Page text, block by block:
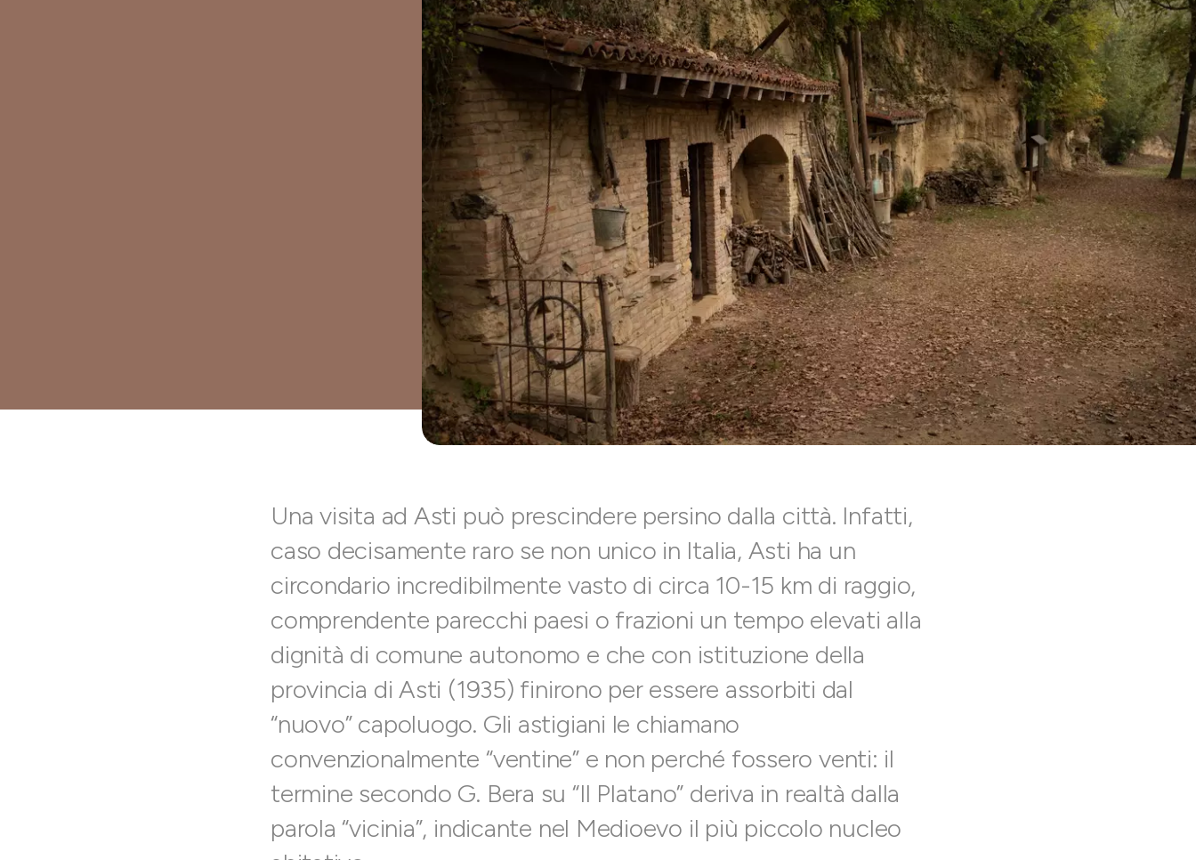
Una visita ad Asti può prescindere persino dalla città. Infatti,
caso decisamente raro se non unico in Italia, Asti ha un
circondario incredibilmente vasto di circa 10-15 km di raggio,
comprendente parecchi paesi o frazioni un tempo elevati alla
dignità di comune autonomo e che con istituzione della
provincia di Asti (1935) finirono per essere assorbiti dal
“nuovo” capoluogo. Gli astigiani le chiamano
convenzionalmente “ventine” e non perché fossero venti: il
termine secondo G. Bera su “Il Platano” deriva in realtà dalla
parola “vicinia”, indicante nel Medioevo il più piccolo nucleo